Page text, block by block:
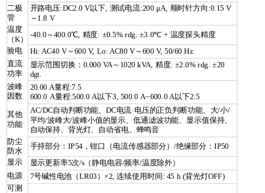
二极
管
开路电压:DC2.0 V以下, 测试电流:200 μA, 顺时针方向:0.15 V
～1.8 V
温度
（K）
-40.0～400.0℃, 精度: ±0.5% rdg. ±3.0℃ + 温度探头精度
验电
Hi: AC40 V～600 V, Lo: AC80 V～600 V, 50/60 Hz
直流
功率
显示范围切换：0.000 VA～1020 kVA, 精度: ±2.0% rdg. ±20
dgt.
波峰
因数
20.00 A量程:7.5
600.0 A量程:500.0 A以下3, 500.0 A~600.0 A以下2.5
其他
功能
AC/DC自动判断功能、DC电流·电压的正负判断功能、大/小/
平均/波峰大/波峰小值的显示、低通滤波功能、显示值保持、
自动保持、背光灯、自动省电、蜂鸣音
防尘
防水
手持部分：IP54，钳口（电流传感器部分）/绝缘部分：IP50
显示 显示更新率5次/s（静电电容/频率/温度除外）
电源
7号碱性电池（LR03）×2, 连续使用时间: 45 h (背光灯OFF)
可测